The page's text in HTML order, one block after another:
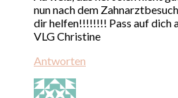
nun nach dem
dir helfen!!!!!!!! Pass auf dich
VLG Christine
Antworten